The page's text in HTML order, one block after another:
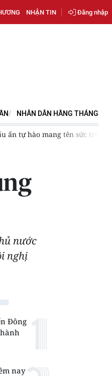
NHẬN TIN Đăng nhập
NHÂN DÂN HẰNG THÁNG
ấn tự hào mang tên sức trẻ
nước
nghị
Đông
nay